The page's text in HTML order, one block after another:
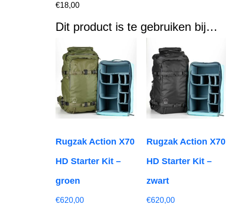
€18,00
Dit product is te gebruiken bij…
Rugzak Action X70
HD Starter Kit –
groen
€620,00
Rugzak Action X70
HD Starter Kit –
zwart
€620,00